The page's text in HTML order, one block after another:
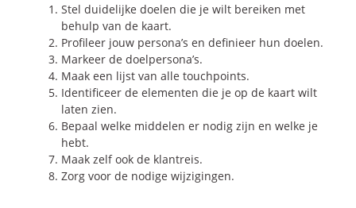
Stel duidelijke doelen die je wilt bereiken met
behulp van de kaart.
Profileer jouw persona’s en definieer hun doelen.
Markeer de doelpersona’s.
Maak een lijst van alle touchpoints.
Identificeer de elementen die je op de kaart wilt
laten zien.
Bepaal welke middelen er nodig zijn en welke je
hebt.
Maak zelf ook de klantreis.
Zorg voor de nodige wijzigingen.